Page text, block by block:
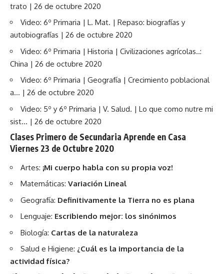
trato | 26 de octubre 2020
Video: 6º Primaria | L. Mat. | Repaso: biografías y
autobiografías | 26 de octubre 2020
Video: 6º Primaria | Historia | Civilizaciones agrícolas..:
China | 26 de octubre 2020
Video: 6º Primaria | Geografía | Crecimiento poblacional
a… | 26 de octubre 2020
Video: 5º y 6º Primaria | V. Salud. | Lo que como nutre mi
sist… | 26 de octubre 2020
Clases Primero de Secundaria Aprende en Casa
Viernes 23 de Octubre 2020
Artes: ¡Mi cuerpo habla con su propia voz!
Matemáticas: Variación Lineal
Geografía: Definitivamente la Tierra no es plana
Lenguaje: Escribiendo mejor: los sinónimos
Biología: Cartas de la naturaleza
Salud e Higiene: ¿Cuál es la importancia de la
actividad física?